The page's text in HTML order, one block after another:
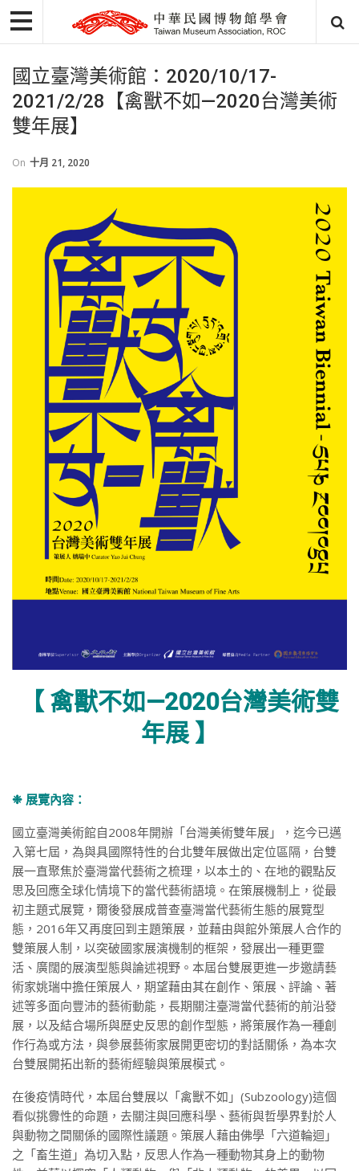
國立臺灣美術館：2020/10/17-
2021/2/28【禽獸不如—2020台灣美術
雙年展】
On 十月 21, 2020
【 禽獸不如—2020台灣美術雙
年展 】
❉ 展覽內容：
國立臺灣美術館自2008年開辦「台灣美術雙年展」，迄今已邁
入第七屆，為與具國際特性的台北雙年展做出定位區隔，台雙
展一直聚焦於臺灣當代藝術之梳理，以本土的、在地的觀點反
思及回應全球化情境下的當代藝術語境。在策展機制上，從最
初主題式展覽，爾後發展成普查臺灣當代藝術生態的展覽型
態，2016年又再度回到主題策展，並藉由與館外策展人合作的
雙策展人制，以突破國家展演機制的框架，發展出一種更靈
活、廣闊的展演型態與論述視野。本屆台雙展更進一步邀請藝
術家姚瑞中擔任策展人，期望藉由其在創作、策展、評論、著
述等多面向豐沛的藝術動能，長期關注臺灣當代藝術的前沿發
展，以及結合場所與歷史反思的創作型態，將策展作為一種創
作行為或方法，與參展藝術家展開更密切的對話關係，為本次
台雙展開拓出新的藝術經驗與策展模式。
在後疫情時代，本屆台雙展以「禽獸不如」(Subzoology)這個
看似挑釁性的命題，去關注與回應科學、藝術與哲學界對於人
與動物之間關係的國際性議題。策展人藉由佛學「六道輪迴」
之「畜生道」為切入點，反思人作為一種動物其身上的動物